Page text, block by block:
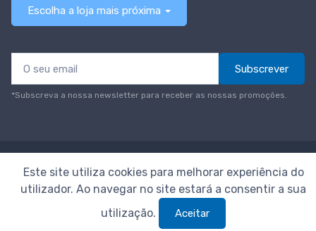
Escolha a loja mais próxima
Subscrever
*Subscreva a nossa newsletter para receber as nossas promoções.
© Todos os direitos reservadosNeomáquina
Este site utiliza cookies para melhorar experiência do
utilizador. Ao navegar no site estará a consentir a sua
utilização.
Aceitar